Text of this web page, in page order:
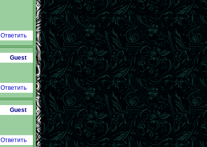
Ответить
Guest
Ответить
Guest
Ответить